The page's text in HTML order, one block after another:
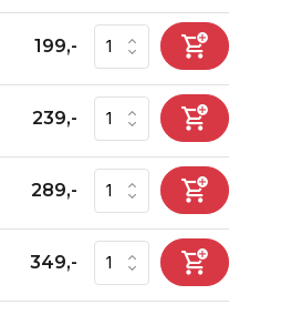
199,-
239,-
289,-
349,-